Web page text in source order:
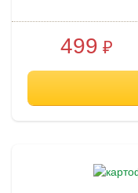
499 ₽